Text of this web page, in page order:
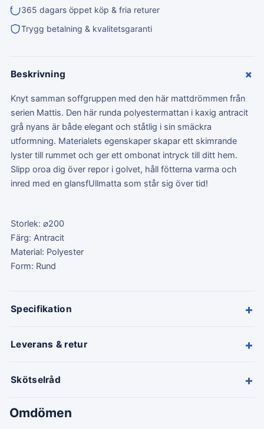
365 dagars öppet köp & fria returer
Trygg betalning & kvalitetsgaranti
Beskrivning +
Knyt samman soffgruppen med den här mattdrömmen från
serien Mattis. Den här runda polyestermattan i kaxig antracit
grå nyans är både elegant och ståtlig i sin smäckra
utformning. Materialets egenskaper skapar ett skimrande
lyster till rummet och ger ett ombonat intryck till ditt hem.
Slipp oroa dig över repor i golvet, håll fötterna varma och
inred med en glansfUllmatta som står sig över tid!
Storlek: ⌀200
Färg: Antracit
Material: Polyester
Form: Rund
Specifikation +
Leverans & retur +
Skötselråd +
Omdömen